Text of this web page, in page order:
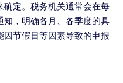
定。税务机关通常会在每
，明确各月、各季度的具
节假日等因素导致的申报